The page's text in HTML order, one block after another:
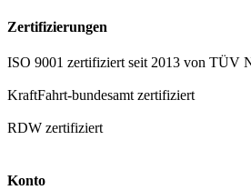
Zertifizierungen
ISO 9001 zertifiziert seit 2013 von TÜV
KraftFahrt-bundesamt zertifiziert
RDW zertifiziert
Konto